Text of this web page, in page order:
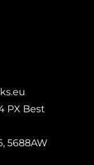
PX Best
5688AW